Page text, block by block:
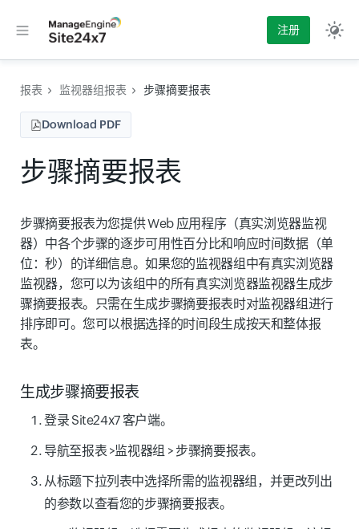
注册
报表 监视器组报表 步骤摘要报表
Download PDF
步骤摘要报表
步骤摘要报表为您提供 Web 应用程序（真实浏览器监视
器）中各个步骤的逐步可用性百分比和响应时间数据（单
位：秒）的详细信息。如果您的监视器组中有真实浏览器
监视器，您可以为该组中的所有真实浏览器监视器生成步
骤摘要报表。只需在生成步骤摘要报表时对监视器组进行
排序即可。您可以根据选择的时间段生成按天和整体报
表。
生成步骤摘要报表
登录 Site24x7 客户端。
导航至报表 >监视器组 > 步骤摘要报表。
从标题下拉列表中选择所需的监视器组，并更改列出
的参数以查看您的步骤摘要报表。